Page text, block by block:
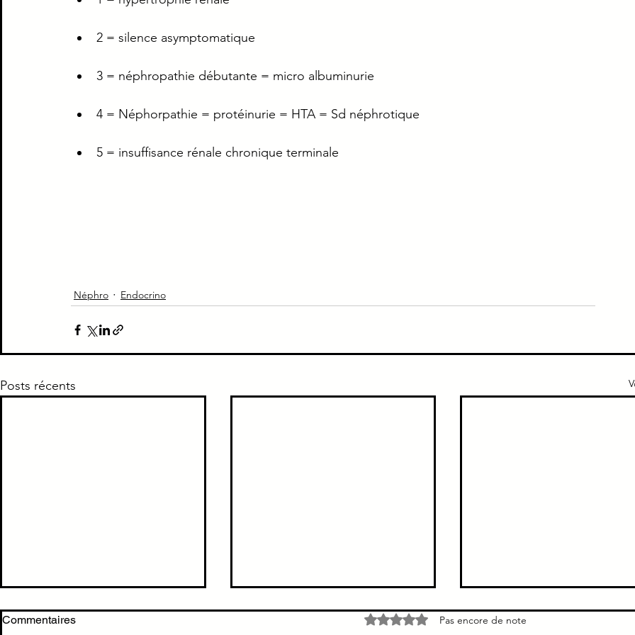
Piège Classique ECNi CI Médecine interne
2 = silence asymptomatique
3 = néphropathie débutante = micro albuminurie
4 = Néphorpathie = protéinurie = HTA = Sd néphrotique
5 = insuffisance rénale chronique terminale
Néphro Endocrino
Posts récents
Hyperglycémie à jeun non
diabétique
TTT Sd hépato-rénal
Syndrome hépatorénal →
diurétique
Commentaires Noté 0 étoile sur 5.Pas encore de note